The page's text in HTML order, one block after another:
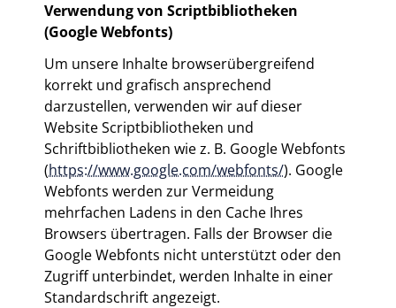
Verwendung von Scriptbibliotheken
(Google Webfonts)
Um unsere Inhalte browserübergreifend
korrekt und grafisch ansprechend
darzustellen, verwenden wir auf dieser
Website Scriptbibliotheken und
Schriftbibliotheken wie z. B. Google Webfonts
(https://www.google.com/webfonts/). Google
Webfonts werden zur Vermeidung
mehrfachen Ladens in den Cache Ihres
Browsers übertragen. Falls der Browser die
Google Webfonts nicht unterstützt oder den
Zugriff unterbindet, werden Inhalte in einer
Standardschrift angezeigt.